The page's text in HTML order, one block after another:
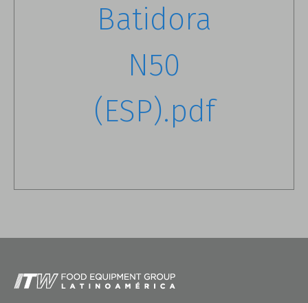
Batidora
N50
(ESP).pdf